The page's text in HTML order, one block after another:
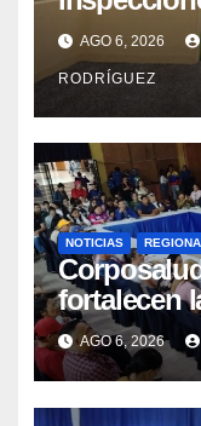
Integral
AGO 6, 2026
RODRÍGUEZ
NOTICIAS
fortalecen
municipios
AGO 6, 2026